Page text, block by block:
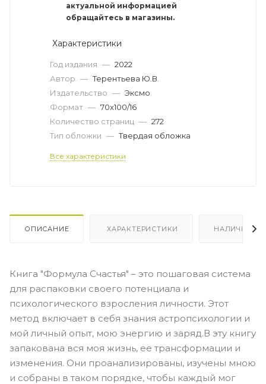
актуальной информацией
обращайтесь в магазины.
Характеристики
Год издания — 2022
Автор — Терентьева Ю.В.
Издательство — Эксмо
Формат — 70x100/16
Количество страниц — 272
Тип обложки — Твердая обложка
Все характеристики
ОПИСАНИЕ ХАРАКТЕРИСТИКИ НАЛИЧИЕ
Книга "Формула Счастья" – это пошаговая система
для распаковки своего потенциала и
психологического взросления личности. Этот
метод включает в себя знания астропсихологии и
мой личный опыт, мою энергию и заряд.В эту книгу
запакована вся моя жизнь, ее трансформации и
изменения. Они проанализированы, изучены мною
и собраны в таком порядке, чтобы каждый мог